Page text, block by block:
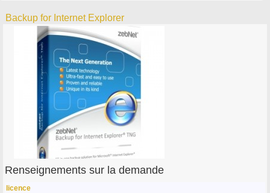
Backup for Internet Explorer
Renseignements sur la demande
licence